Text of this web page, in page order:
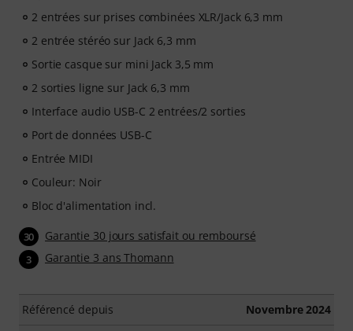
2 entrées sur prises combinées XLR/Jack 6,3 mm
2 entrée stéréo sur Jack 6,3 mm
Sortie casque sur mini Jack 3,5 mm
2 sorties ligne sur Jack 6,3 mm
Interface audio USB-C 2 entrées/2 sorties
Port de données USB-C
Entrée MIDI
Couleur: Noir
Bloc d'alimentation incl.
30 Garantie 30 jours satisfait ou remboursé
3 Garantie 3 ans Thomann
Référencé depuis Novembre 2024